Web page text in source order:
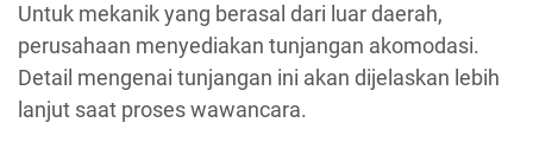
Untuk mekanik yang berasal dari luar daerah,
perusahaan menyediakan tunjangan akomodasi.
Detail mengenai tunjangan ini akan dijelaskan lebih
lanjut saat proses wawancara.